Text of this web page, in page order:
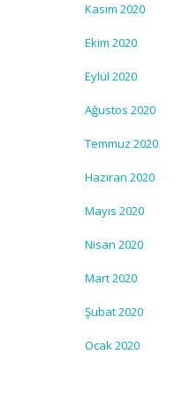
Kasım 2020
Ekim 2020
Eylül 2020
Ağustos 2020
Temmuz 2020
Haziran 2020
Mayıs 2020
Nisan 2020
Mart 2020
Şubat 2020
Ocak 2020